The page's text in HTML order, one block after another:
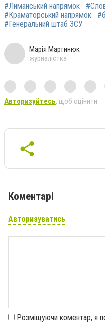
#Лиманський напрямок
#Краматорський напрямок
#Генеральний штаб ЗСУ
Марія Мартинюк
журналістка
Авторизуйтесь, щоб оцінити
Коментарі
Авторизуватись
Розміщуючи коментар, я